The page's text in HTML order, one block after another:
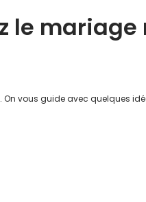
le
On vous guide avec quelques